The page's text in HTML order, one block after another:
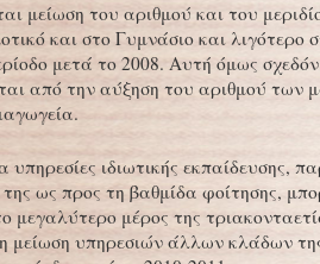
μείωση του αριθμού και του
και στο Γυμνάσιο και λιγότερο
μετά το 2008. Αυτή όμως σχεδόν
από την αύξηση του αριθμού των
υπηρεσίες ιδιωτικής εκπαίδευσης,
ως προς τη βαθμίδα φοίτησης,
μεγαλύτερο μέρος της
μείωση υπηρεσιών άλλων κλάδων